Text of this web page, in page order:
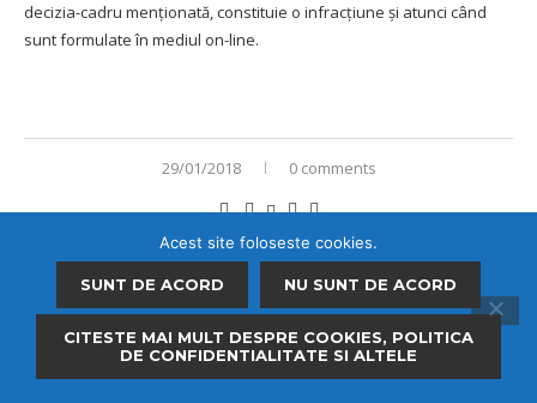
decizia-cadru menționată, constituie o infracțiune și atunci când
sunt formulate în mediul on-line.
29/01/2018 0 comments
Acest site foloseste cookies.
SUNT DE ACORD NU SUNT DE ACORD
CITESTE MAI MULT DESPRE COOKIES, POLITICA
DE CONFIDENTIALITATE SI ALTELE